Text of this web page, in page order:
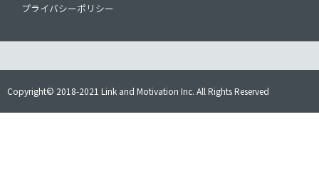
プライバシーポリシー
Copyright© 2018-2021 Link and Motivation Inc. All Rights Reserved